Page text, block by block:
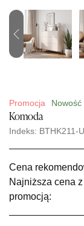
Previous
Promocja Nowość
Komoda
Indeks: BTHK211-
Cena
Najniższa cena
promocją: